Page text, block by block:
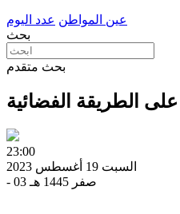
عين المواطن عدد اليوم
بحث
بحث متقدم
على الطريقة الفضائية
23:00
السبت 19 أغسطس 2023
- 03 صفر 1445 هـ